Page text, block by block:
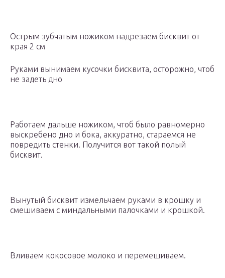
Острым зубчатым ножиком надрезаем бисквит от
края 2 см
Руками вынимаем кусочки бисквита, осторожно, чтоб
не задеть дно
Работаем дальше ножиком, чтоб было равномерно
выскребено дно и бока, аккуратно, стараемся не
повредить стенки. Получится вот такой полый
бисквит.
Вынутый бисквит измельчаем руками в крошку и
смешиваем с миндальными палочками и крошкой.
Вливаем кокосовое молоко и перемешиваем.